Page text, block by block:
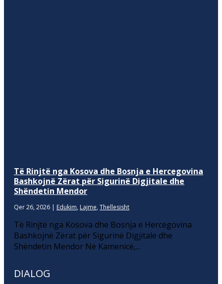
Të Rinjtë nga Kosova dhe Bosnja e Hercegovina
Bashkojnë Zërat për Sigurinë Digjitale dhe
Shëndetin Mendor
Qer 26, 2026 | Edukim, Lajme, Thellesisht
Të Rinjtë nga Kosova dhe Bosnja e Hercegovina
Bashkojnë Zërat për Sigurinë Digjitale dhe
Shëndetin Mendor Në Kamenicë,...
DIALOG